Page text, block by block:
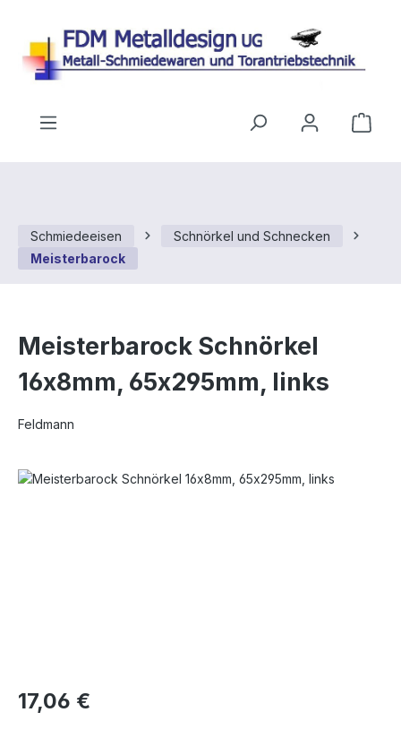
Schmiedeeisen
Schnörkel und Schnecken
Meisterbarock
Meisterbarock Schnörkel
16x8mm, 65x295mm, links
Feldmann
Bildergalerie überspringen
17,06 €